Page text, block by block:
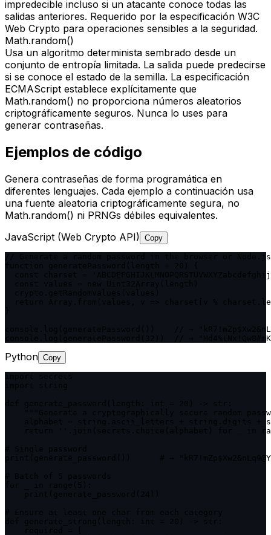
impredecible incluso si un atacante conoce todas las
salidas anteriores. Requerido por la especificación W3C
Web Crypto para operaciones sensibles a la seguridad.
Math.random()
Usa un algoritmo determinista sembrado desde un
conjunto de entropía limitada. La salida puede predecirse
si se conoce el estado de la semilla. La especificación
ECMAScript establece explícitamente que
Math.random() no proporciona números aleatorios
criptográficamente seguros. Nunca lo uses para
generar contraseñas.
Ejemplos de código
Genera contraseñas de forma programática en
diferentes lenguajes. Cada ejemplo a continuación usa
una fuente aleatoria criptográficamente segura, no
Math.random() ni PRNGs débiles equivalentes.
JavaScript (Web Crypto API) Copy
// Generate a random password in the browser or
const charset =
return Array.from(values, v => charset[v %
console.log(generatePassword())    // →
console.log(generatePassword(32))  // →
Python Copy
"""Generate a cryptographically secure random
alphabet = string.ascii_letters + string.digits +
return ''.join(secrets.choice(alphabet) for _ in
print(generate_password())      # →